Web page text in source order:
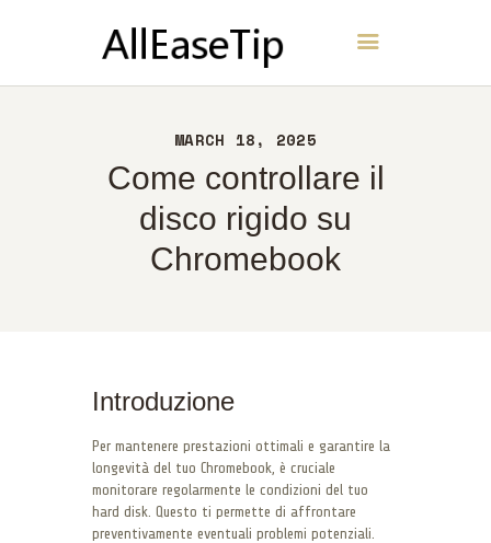
MARCH 18, 2025
Come controllare il
disco rigido su
Chromebook
AllEaseTip
INFORMAZIONI
CONTATTI
POLITICA
ITALIANO
Introduzione
Per mantenere prestazioni ottimali e garantire la
longevità del tuo Chromebook, è cruciale
monitorare regolarmente le condizioni del tuo
hard disk. Questo ti permette di affrontare
preventivamente eventuali problemi potenziali.